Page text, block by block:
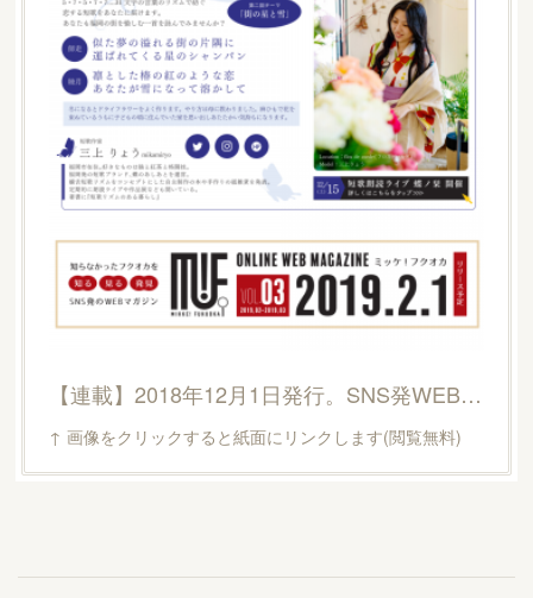
【連載】2018年12月1日発行。SNS発WEBマガジン『ミッケ！フクオカ』vol.2 『31文字の恋紬』
↑ 画像をクリックすると紙面にリンクします(閲覧無料)